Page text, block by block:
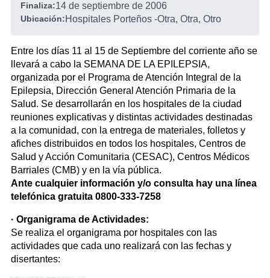
Finaliza:14 de septiembre de 2006
Ubicación:Hospitales Porteños -Otra, Otra, Otro
Entre los días 11 al 15 de Septiembre del corriente año se
llevará a cabo la SEMANA DE LA EPILEPSIA,
organizada por el Programa de Atención Integral de la
Epilepsia, Dirección General Atención Primaria de la
Salud. Se desarrollarán en los hospitales de la ciudad
reuniones explicativas y distintas actividades destinadas
a la comunidad, con la entrega de materiales, folletos y
afiches distribuidos en todos los hospitales, Centros de
Salud y Acción Comunitaria (CESAC), Centros Médicos
Barriales (CMB) y en la vía pública.
Ante cualquier información y/o consulta hay una línea
telefónica gratuita 0800-333-7258
· Organigrama de Actividades:
Se realiza el organigrama por hospitales con las
actividades que cada uno realizará con las fechas y
disertantes: